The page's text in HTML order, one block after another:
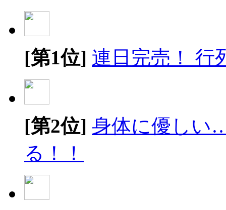
[第1位] 連日完売！ 行
[第2位] 身体に優しい
る！！